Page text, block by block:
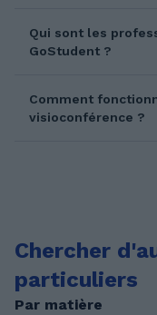
Qui sont les
GoStudent ?
Comment
visioconférence ?
Chercher
particuliers
Par matière